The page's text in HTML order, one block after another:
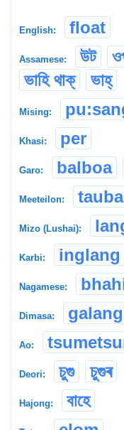
English: float
Assamese: উট
ভাহি থাক্
ভাহ্
Mising:
Khasi: per
Garo: balboa
Meeteilon: tauba
Mizo (Lushai):
Karbi: inglang
Nagamese:
Dimasa:
Ao:
Deori: চুগু চুগুৰ
Hajong: বাহে